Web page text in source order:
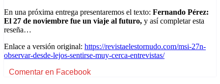
En una próxima entrega presentaremos el texto: Fernando Pérez:
El 27 de noviembre fue un viaje al futuro, y así completar esta
reseña…
Enlace a versión original: https://revistaelestornudo.com/msi-27n-
observar-desde-lejos-sentirse-muy-cerca-entrevistas/
Comentar en Facebook